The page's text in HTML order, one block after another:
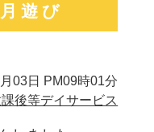
遊び
03日 PM09時01分
後等デイサービス